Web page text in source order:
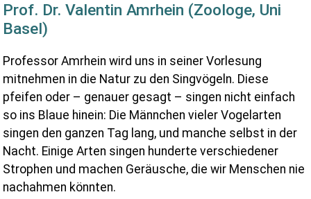
Prof. Dr. Valentin Amrhein (Zoologe, Uni
Basel)
Professor Amrhein wird uns in seiner Vorlesung
mitnehmen in die Natur zu den Singvögeln. Diese
pfeifen oder – genauer gesagt – singen nicht einfach
so ins Blaue hinein: Die Männchen vieler Vogelarten
singen den ganzen Tag lang, und manche selbst in der
Nacht. Einige Arten singen hunderte verschiedener
Strophen und machen Geräusche, die wir Menschen nie
nachahmen könnten.